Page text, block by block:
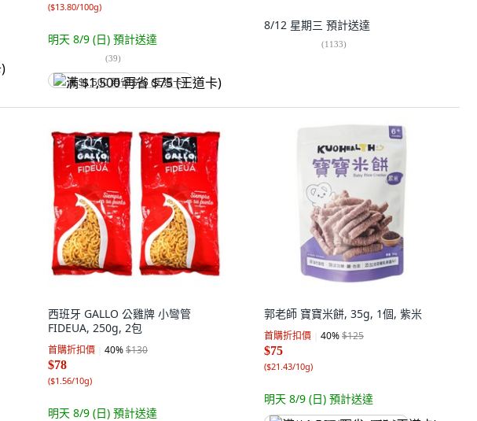
($13.80/100g)
明天 8/9 (日) 預計送達
(39)
满 $1,500 再省 $75 (王道卡)
8/12 星期三 預計送達
(1133)
西班牙 GALLO 公雞牌 小彎管
FIDEUA, 250g, 2包
首購折扣價 40%$130
$78
($1.56/10g)
明天 8/9 (日) 預計送達
郭老師 寶寶米餅, 35g, 1個, 紫米
首購折扣價 40%$125
$75
($21.43/10g)
明天 8/9 (日) 預計送達